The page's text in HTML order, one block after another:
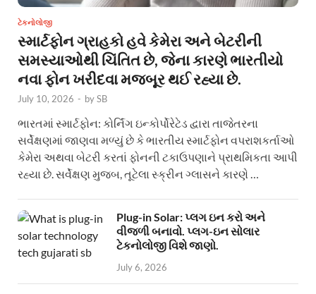
ટેકનોલોજી
સ્માર્ટફોન ગ્રાહકો હવે કેમેરા અને બેટરીની
સમસ્યાઓથી ચિંતિત છે, જેના કારણે ભારતીયો
નવા ફોન ખરીદવા મજબૂર થઈ રહ્યા છે.
July 10, 2026 - bySB
ભારતમાં સ્માર્ટફોન: કોર્નિંગ ઇન્કોર્પોરેટેડ દ્વારા તાજેતરના
સર્વેક્ષણમાં જાણવા મળ્યું છે કે ભારતીય સ્માર્ટફોન વપરાશકર્તાઓ
કેમેરા અથવા બેટરી કરતાં ફોનની ટકાઉપણાને પ્રાથમિકતા આપી
રહ્યા છે. સર્વેક્ષણ મુજબ, તૂટેલા સ્ક્રીન ગ્લાસને કારણે …
Plug-in Solar: પ્લગ ઇન કરો અને
વીજળી બનાવો. પ્લગ-ઇન સોલાર
ટેકનોલોજી વિશે જાણો.
July 6, 2026